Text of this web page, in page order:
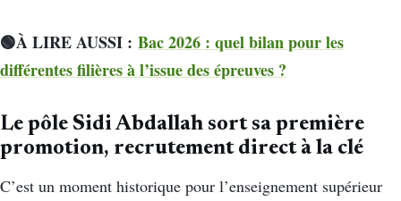
🟢À LIRE AUSSI : Bac 2026 : quel bilan pour les
différentes filières à l’issue des épreuves ?
Le pôle Sidi Abdallah sort sa première
promotion, recrutement direct à la clé
C’est un moment historique pour l’enseignement supérieur